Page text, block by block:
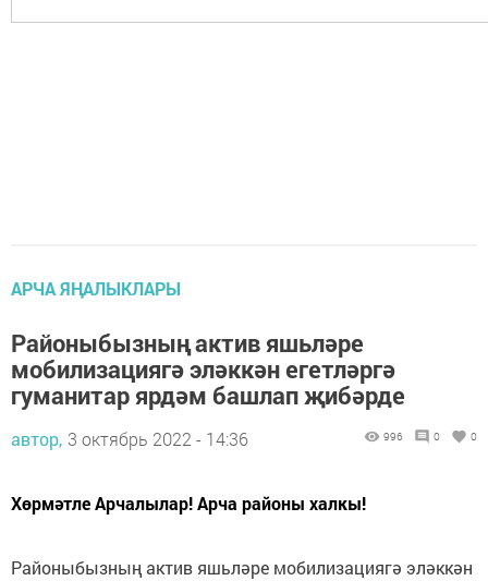
АРЧА ЯҢАЛЫКЛАРЫ
Районыбызның актив яшьләре
мобилизациягә эләккән егетләргә
гуманитар ярдәм башлап җибәрде
автор, 3 октябрь 2022 - 14:36 996 0 0
Хөрмәтле Арчалылар! Арча районы халкы!
Районыбызның актив яшьләре мобилизациягә эләккән